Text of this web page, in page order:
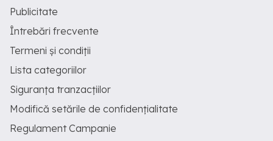
Publicitate
Întrebări frecvente
Termeni și condiții
Lista categoriilor
Siguranța tranzacțiilor
Modifică setările de confidențialitate
Regulament Campanie